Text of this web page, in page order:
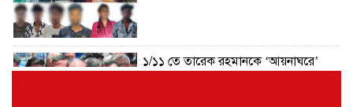
১/১১ তে তারেক রহমানকে ‘আয়নাঘরে’